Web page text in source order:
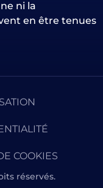
ni la
en être tenues
COOKIES
réservés.